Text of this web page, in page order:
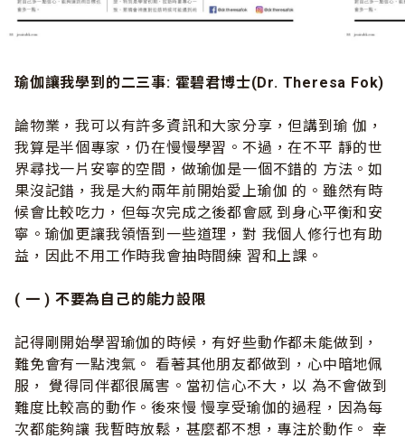
瑜伽讓我學到的二三事: 霍碧君博士(Dr. Theresa Fok)
論物業，我可以有許多資訊和大家分享，但講到瑜 伽，
我算是半個專家，仍在慢慢學習。不過，在不平 靜的世
界尋找一片安寧的空間，做瑜伽是一個不錯的 方法。如
果沒記錯，我是大約兩年前開始愛上瑜伽 的。雖然有時
候會比較吃力，但每次完成之後都會感 到身心平衡和安
寧。瑜伽更讓我領悟到一些道理，對 我個人修行也有助
益，因此不用工作時我會抽時間練 習和上課。
( 一 ) 不要為自己的能力設限
記得剛開始學習瑜伽的時候，有好些動作都未能做到，
難免會有一點洩氣。 看著其他朋友都做到，心中暗地佩
服， 覺得同伴都很厲害。當初信心不大，以 為不會做到
難度比較高的動作。後來慢 慢享受瑜伽的過程，因為每
次都能夠讓 我暫時放鬆，甚麼都不想，專注於動作。 幸